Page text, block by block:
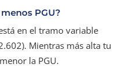
PGU?
en el tramo variable
Mientras más alta tu
la PGU.